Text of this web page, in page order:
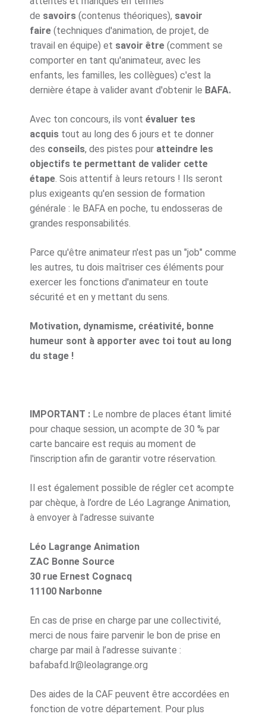
de savoirs (contenus théoriques), savoir
faire (techniques d'animation, de projet, de
travail en équipe) et savoir être (comment se
comporter en tant qu'animateur, avec les
enfants, les familles, les collègues) c'est la
dernière étape à valider avant d'obtenir le BAFA.
Avec ton concours, ils vont évaluer tes
acquis tout au long des 6 jours et te donner
des conseils, des pistes pour atteindre les
objectifs te permettant de valider cette
étape . Sois attentif à leurs retours ! Ils seront
plus exigeants qu'en session de formation
générale : le BAFA en poche, tu endosseras de
grandes responsabilités.
Parce qu'être animateur n'est pas un "job" comme
les autres, tu dois maîtriser ces éléments pour
exercer les fonctions d'animateur en toute
sécurité et en y mettant du sens.
Motivation, dynamisme, créativité, bonne
humeur sont à apporter avec toi tout au long
du stage !
IMPORTANT : Le nombre de places étant limité
pour chaque session, un acompte de 30 % par
carte bancaire est requis au moment de
l'inscription afin de garantir votre réservation.
Il est également possible de régler cet acompte
par chèque, à l’ordre de Léo Lagrange Animation,
à envoyer à l’adresse suivante
Léo Lagrange Animation
ZAC Bonne Source
30 rue Ernest Cognacq
11100 Narbonne
En cas de prise en charge par une collectivité,
merci de nous faire parvenir le bon de prise en
charge par mail à l’adresse suivante :
bafabafd.lr@leolagrange.org
Des aides de la CAF peuvent être accordées en
fonction de votre département. Pour plus